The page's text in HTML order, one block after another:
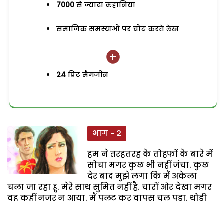
7000 से ज्यादा कहानियां
समाजिक समस्याओं पर चोट करते लेख
24 प्रिंट मैगजीन
भाग - 2
हम ने तरहतरह के तोहफों के बारे में
सोचा मगर कुछ भी नहीं जंचा. कुछ
देर बाद मुझे लगा कि मैं अकेला
चला जा रहा हूं. मेरे साथ सुमित नहीं है. चारों ओर देखा मगर
वह कहीं नजर न आया. मैं पलट कर वापस चल पड़ा. थोड़ी